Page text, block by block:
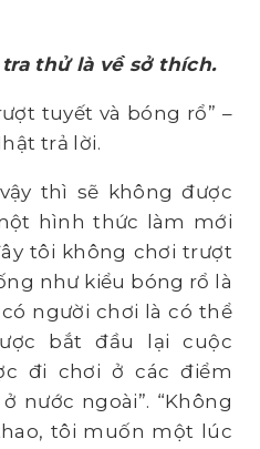
thử là về sở thích.
tuyết và bóng rổ” –
trả lời.
thì sẽ không được
hình thức làm mới
tôi không chơi trượt
như kiểu bóng rổ là
người chơi là có thể
bắt đầu lại cuộc
đi chơi ở các điểm
nước ngoài”. “Không
tôi muốn một lúc